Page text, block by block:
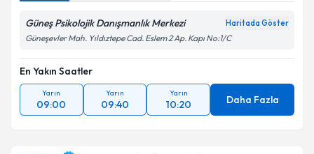
Güneş Psikolojik Danışmanlık Merkezi Haritada Göster
Güneşevler Mah. Yıldıztepe Cad. Eslem 2 Ap. Kapı No:1/C
En Yakın Saatler
Yarın
09:00
Yarın
09:40
Yarın
10:20 Daha Fazla